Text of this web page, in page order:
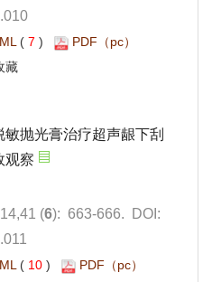
7 )
): 663-666. DOI:
10 )